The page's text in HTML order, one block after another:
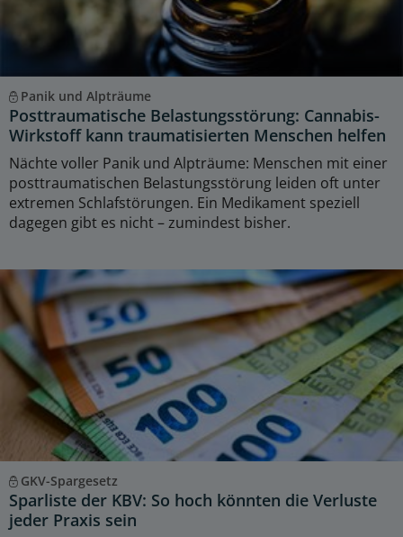
Panik und Alpträume
Posttraumatische Belastungsstörung: Cannabis-
Wirkstoff kann traumatisierten Menschen helfen
Nächte voller Panik und Alpträume: Menschen mit einer
posttraumatischen Belastungsstörung leiden oft unter
extremen Schlafstörungen. Ein Medikament speziell
dagegen gibt es nicht – zumindest bisher.
GKV-Spargesetz
Sparliste der KBV: So hoch könnten die Verluste
jeder Praxis sein